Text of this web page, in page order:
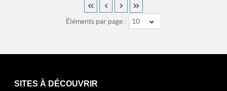
Éléments par page : 10
SITES À DÉCOUVRIR